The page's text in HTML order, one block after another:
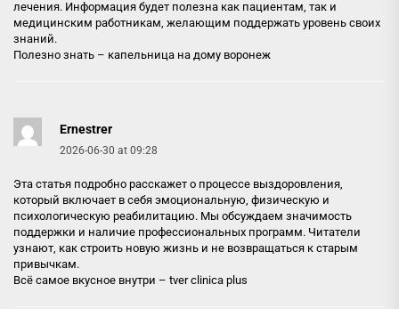
лечения. Информация будет полезна как пациентам, так и
медицинским работникам, желающим поддержать уровень своих
знаний.
Полезно знать – капельница на дому воронеж
Ernestrer
2026-06-30 at 09:28
Эта статья подробно расскажет о процессе выздоровления,
который включает в себя эмоциональную, физическую и
психологическую реабилитацию. Мы обсуждаем значимость
поддержки и наличие профессиональных программ. Читатели
узнают, как строить новую жизнь и не возвращаться к старым
привычкам.
Всё самое вкусное внутри – tver clinica plus